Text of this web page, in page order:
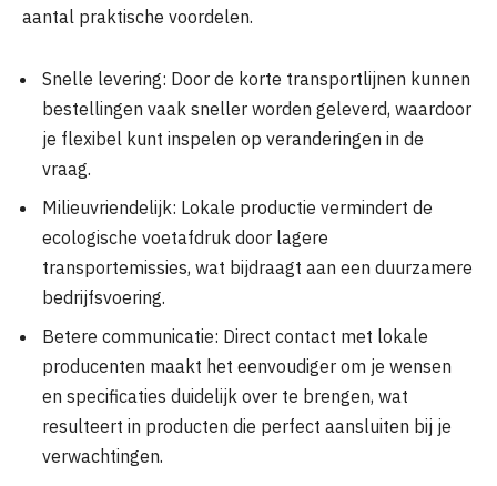
aantal praktische voordelen.
Snelle levering: Door de korte transportlijnen kunnen
bestellingen vaak sneller worden geleverd, waardoor
je flexibel kunt inspelen op veranderingen in de
vraag.
Milieuvriendelijk: Lokale productie vermindert de
ecologische voetafdruk door lagere
transportemissies, wat bijdraagt aan een duurzamere
bedrijfsvoering.
Betere communicatie: Direct contact met lokale
producenten maakt het eenvoudiger om je wensen
en specificaties duidelijk over te brengen, wat
resulteert in producten die perfect aansluiten bij je
verwachtingen.